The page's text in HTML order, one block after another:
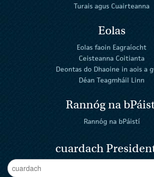
Turais agus Cuairteanna
Eolas
Eolas faoin Eagraíocht
Ceisteanna Coitianta
Deontas do Dhaoine in aois a
Déan Teagmháil Linn
Rannóg na
Rannóg na bPáistí
cuardach
Enter Keywords